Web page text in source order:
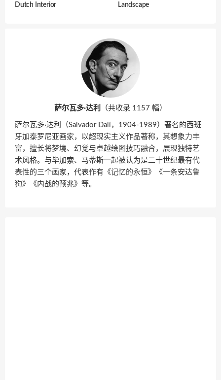
Dutch Interior Landscape
萨尔瓦多·达利 （共收录 1157 幅）
萨尔瓦多·达利（Salvador Dalí，1904-1989）著名的西班
牙加泰罗尼亚画家，以超现实主义作品著称，其想象力丰
富，擅长将梦境、幻觉与卓越绘图技巧融合，展现独特艺
术风格。与毕加索、马蒂斯一起被认为是二十世纪最有代
表性的三个画家，代表作有《记忆的永恒》《一条安达鲁
狗》《内战的预兆》等。